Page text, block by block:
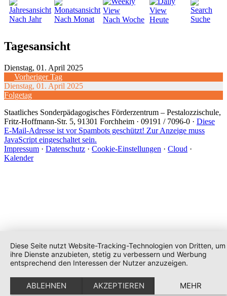
Nach Jahr Nach Monat Nach Woche Heute Suche
Tagesansicht
Dienstag, 01. April 2025
Vorheriger Tag
Dienstag, 01. April 2025
Folgetag
Staatliches Sonderpädagogisches Förderzentrum – Pestalozzischule,
Fritz-Hoffmann-Str. 5, 91301 Forchheim · 09191 / 7096-0 · Diese
E-Mail-Adresse ist vor Spambots geschützt! Zur Anzeige muss
JavaScript eingeschaltet sein.
Impressum · Datenschutz · Cookie-Einstellungen · Cloud ·
Kalender
Diese Seite nutzt Website-Tracking-Technologien von Dritten, um
ihre Dienste anzubieten, stetig zu verbessern und Werbung
entsprechend den Interessen der Nutzer anzuzeigen.
ABLEHNEN AKZEPTIEREN MEHR